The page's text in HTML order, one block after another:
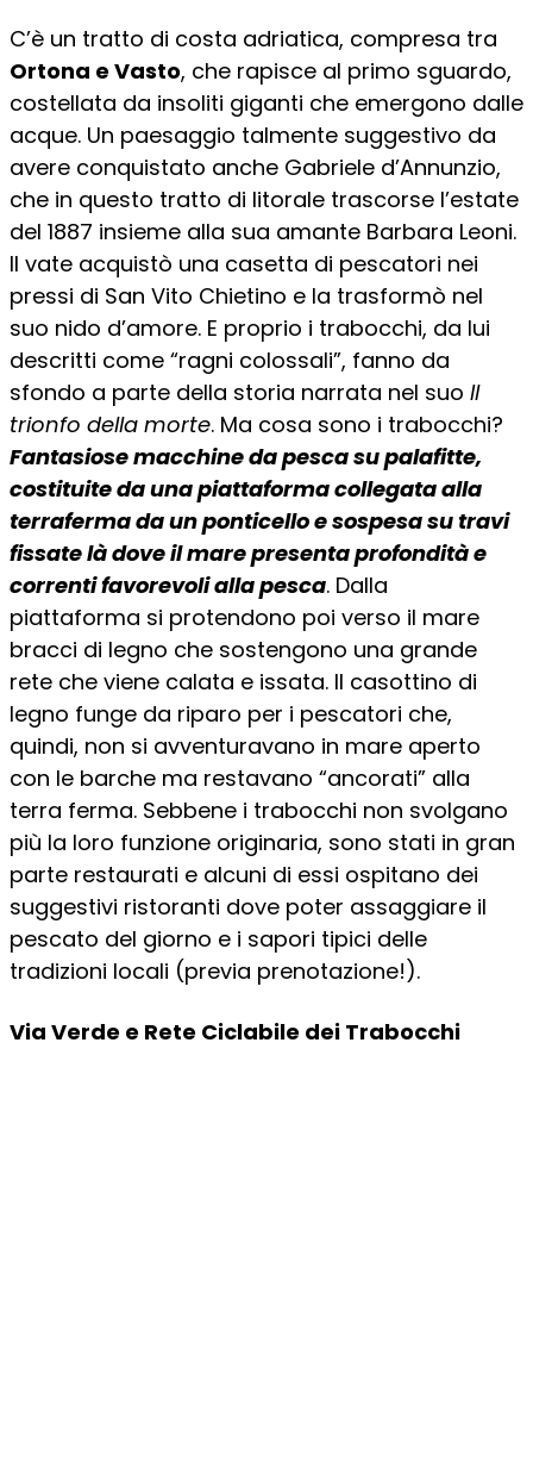
C’è un tratto di costa adriatica, compresa tra
Ortona e Vasto, che rapisce al primo sguardo,
costellata da insoliti giganti che emergono dalle
acque. Un paesaggio talmente suggestivo da
avere conquistato anche Gabriele d’Annunzio,
che in questo tratto di litorale trascorse l’estate
del 1887 insieme alla sua amante Barbara Leoni.
Il vate acquistò una casetta di pescatori nei
pressi di San Vito Chietino e la trasformò nel
suo nido d’amore. E proprio i trabocchi, da lui
descritti come “ragni colossali”, fanno da
sfondo a parte della storia narrata nel suo Il
trionfo della morte. Ma cosa sono i trabocchi?
Fantasiose macchine da pesca su palafitte,
costituite da una piattaforma collegata alla
terraferma da un ponticello e sospesa su travi
fissate là dove il mare presenta profondità e
correnti favorevoli alla pesca. Dalla
piattaforma si protendono poi verso il mare
bracci di legno che sostengono una grande
rete che viene calata e issata. Il casottino di
legno funge da riparo per i pescatori che,
quindi, non si avventuravano in mare aperto
con le barche ma restavano “ancorati” alla
terra ferma. Sebbene i trabocchi non svolgano
più la loro funzione originaria, sono stati in gran
parte restaurati e alcuni di essi ospitano dei
suggestivi ristoranti dove poter assaggiare il
pescato del giorno e i sapori tipici delle
tradizioni locali (previa prenotazione!).
Via Verde e Rete Ciclabile dei Trabocchi